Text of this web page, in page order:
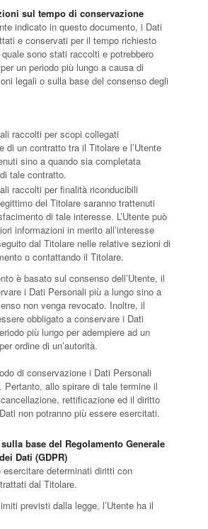
sul tempo di conservazione
indicato in questo documento, i Dati
e conservati per il tempo richiesto
sono stati raccolti e potrebbero
un periodo più lungo a causa di
legali o sulla base del consenso degli
raccolti per scopi collegati
di un contratto tra il Titolare e l’Utente
sino a quando sia completata
tale contratto.
raccolti per finalità riconducibili
del Titolare saranno trattenuti
di tale interesse. L’Utente può
informazioni in merito all’interesse
dal Titolare nelle relative sezioni di
o contattando il Titolare.
è basato sul consenso dell’Utente, il
i Dati Personali più a lungo sino a
non venga revocato. Inoltre, il
obbligato a conservare i Dati
più lungo per adempiere ad un
ordine di un’autorità.
di conservazione i Dati Personali
Pertanto, allo spirare di tale termine il
rettificazione ed il diritto
non potranno più essere esercitati.
base del Regolamento Generale
Dati (GDPR)
determinati diritti con
dal Titolare.
previsti dalla legge, l’Utente ha il